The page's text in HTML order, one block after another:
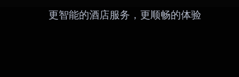
更智能的酒店服务，更顺畅的体验